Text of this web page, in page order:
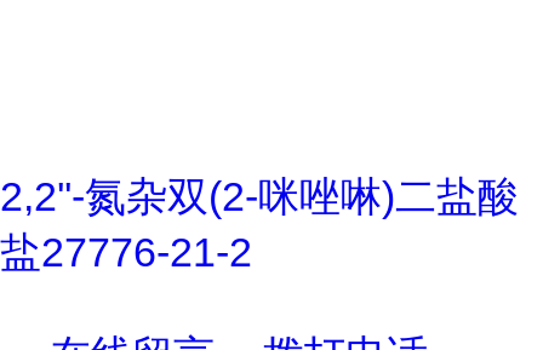
2,2''-氮杂双(2-咪唑啉)二盐酸
盐27776-21-2